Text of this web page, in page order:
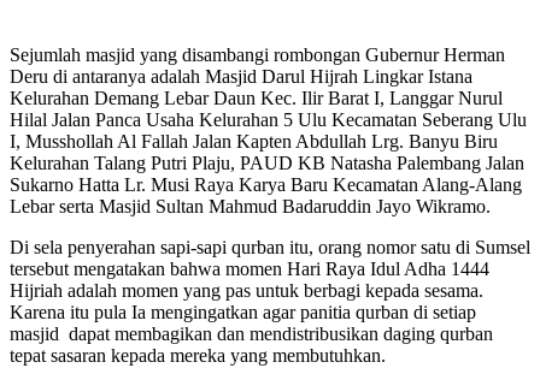
Sejumlah masjid yang disambangi rombongan Gubernur Herman
Deru di antaranya adalah Masjid Darul Hijrah Lingkar Istana
Kelurahan Demang Lebar Daun Kec. Ilir Barat I, Langgar Nurul
Hilal Jalan Panca Usaha Kelurahan 5 Ulu Kecamatan Seberang Ulu
I, Musshollah Al Fallah Jalan Kapten Abdullah Lrg. Banyu Biru
Kelurahan Talang Putri Plaju, PAUD KB Natasha Palembang Jalan
Sukarno Hatta Lr. Musi Raya Karya Baru Kecamatan Alang-Alang
Lebar serta Masjid Sultan Mahmud Badaruddin Jayo Wikramo.
Di sela penyerahan sapi-sapi qurban itu, orang nomor satu di Sumsel
tersebut mengatakan bahwa momen Hari Raya Idul Adha 1444
Hijriah adalah momen yang pas untuk berbagi kepada sesama.
Karena itu pula Ia mengingatkan agar panitia qurban di setiap
masjid dapat membagikan dan mendistribusikan daging qurban
tepat sasaran kepada mereka yang membutuhkan.